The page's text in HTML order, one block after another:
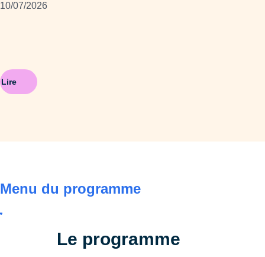
10/07/2026
Lire
Menu du programme
Le programme